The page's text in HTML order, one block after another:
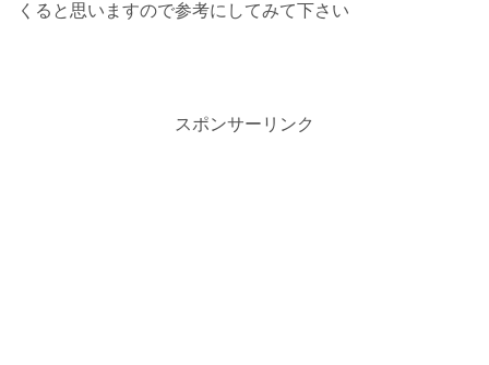
くると思いますので参考にしてみて下さい
スポンサーリンク